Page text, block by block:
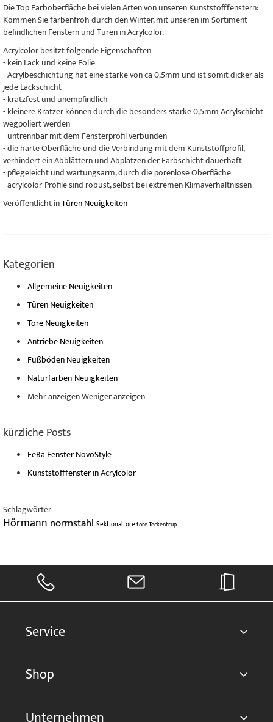
Die Top Farboberfläche bei vielen Arten von unseren Kunststofffenstern:
Kommen Sie farbenfroh durch den Winter, mit unseren im Sortiment
befindlichen Fenstern und Türen in Acrylcolor.
Acrylcolor besitzt folgende Eigenschaften
- kein Lack und keine Folie
- Acrylbeschichtung hat eine stärke von ca 0,5mm und ist somit dicker als
jede Lackschicht
- kratzfest und unempfindlich
- kleinere Kratzer können durch die besonders starke 0,5mm Acrylschicht
wegpoliert werden
- untrennbar mit dem Fensterprofil verbunden
- die harte Oberfläche und die Verbindung mit dem Kunststoffprofil,
verhindert ein Abblättern und Abplatzen der Farbschicht dauerhaft
- pflegeleicht und wartungsarm, durch die porenlose Oberfläche
- acrylcolor-Profile sind robust, selbst bei extremen Klimaverhältnissen
Veröffentlicht inTüren Neuigkeiten
Kategorien
Allgemeine Neuigkeiten
Türen Neuigkeiten
Tore Neuigkeiten
Antriebe Neuigkeiten
Fußböden Neuigkeiten
Naturfarben-Neuigkeiten
Mehr anzeigenWeniger anzeigen
kürzliche Posts
FeBa Fenster NovoStyle
Kunststofffenster in Acrylcolor
Schlagwörter
Hörmann normstahl SektionaltoretoreTeckentrup
Service
Shop